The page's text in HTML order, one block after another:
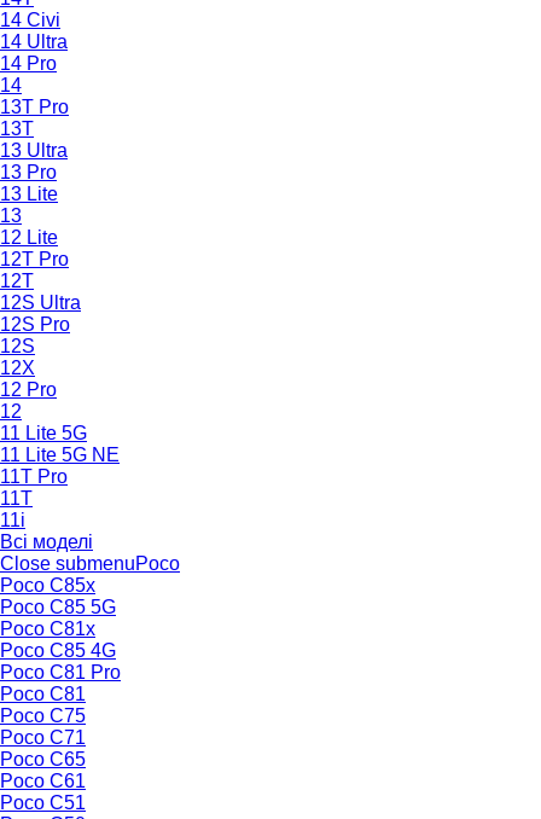
14 Civi
14 Ultra
14 Pro
14
13T Pro
13T
13 Ultra
13 Pro
13 Lite
13
12 Lite
12T Pro
12T
12S Ultra
12S Pro
12S
12X
12 Pro
12
11 Lite 5G
11 Lite 5G NE
11T Pro
11T
11i
Всі моделі
Close submenuPoco
Poco C85x
Poco C85 5G
Poco C81x
Poco C85 4G
Poco C81 Pro
Poco C81
Poco C75
Poco C71
Poco C65
Poco C61
Poco C51